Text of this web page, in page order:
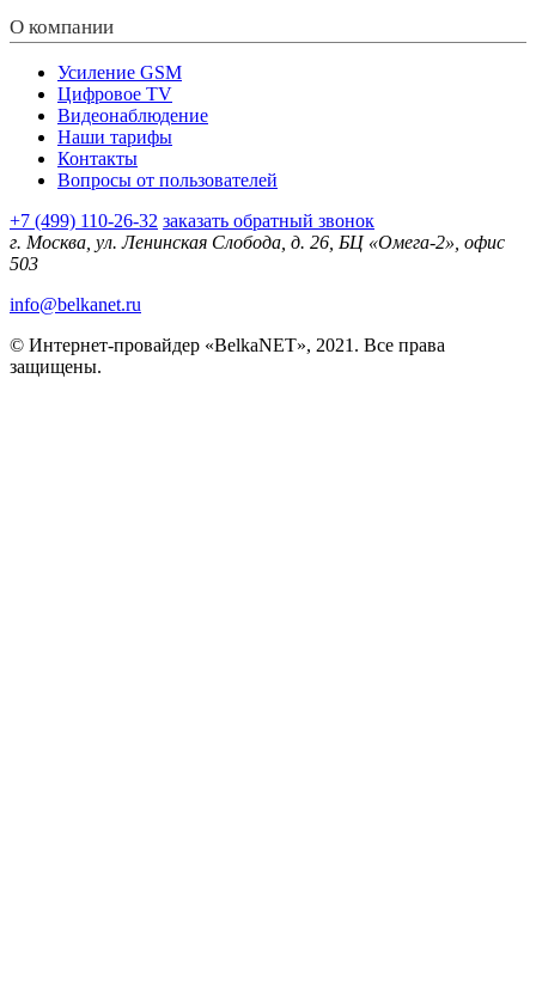
О компании
Усиление GSM
Цифровое TV
Видеонаблюдение
Наши тарифы
Контакты
Вопросы от пользователей
+7 (499) 110-26-32 заказать обратный звонок
г. Москва, ул. Ленинская Слобода, д. 26, БЦ «Омега-2», офис
503
info@belkanet.ru
© Интернет-провайдер «BelkaNET», 2021. Все права
защищены.